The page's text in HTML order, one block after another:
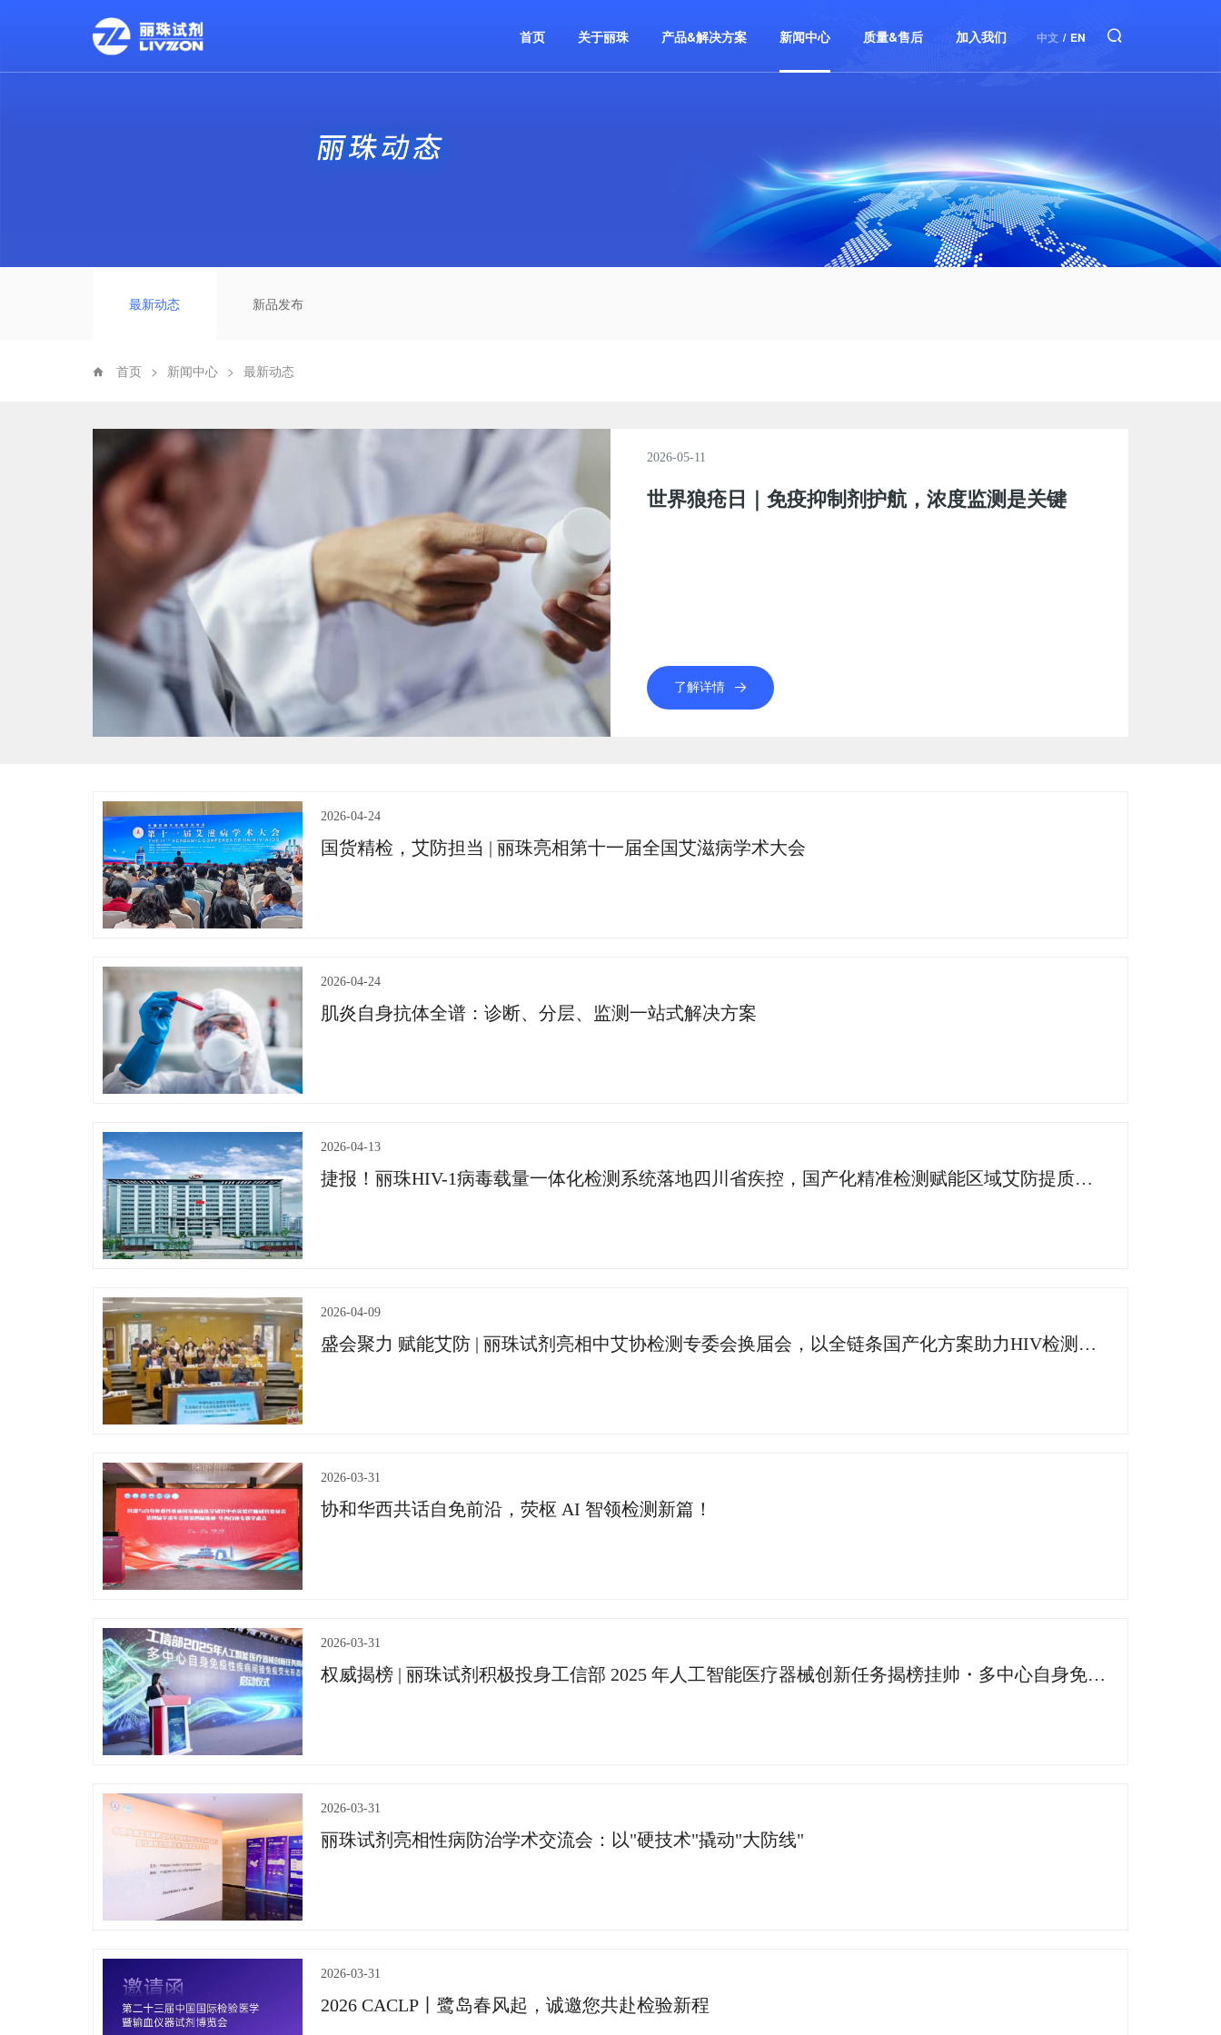
中文 / EN
首页 关于丽珠 产品&解决方案 新闻中心 质量&售后 加入我们
最新动态 新品发布
首页 > 新闻中心 > 最新动态
2026-02-25
开工大吉 | 策马扬鞭开新局，乘势而上启华章
了解详情
2026-05-11
世界狼疮日｜免疫抑制剂护航，浓度监测是关键
了解详情
2026-04-24
国货精检，艾防担当 | 丽珠亮相第十一届全国艾滋
了解详情
2026-04-24
肌炎自身抗体全谱：诊断、分层、监测一站式解决
了解详情
2026-04-13
捷报！丽珠HIV-1病毒载量⼀体化检测系统落地四
了解详情
2026-04-09
盛会聚力 赋能艾防 | 丽珠试剂亮相中艾协检测专委
了解详情
2026-03-31
协和华西共话自免前沿，荧枢 AI 智领检测新篇！
了解详情
2026-03-31
权威揭榜 | 丽珠试剂积极投身工信部 2025 年人工
了解详情
2026-03-31
丽珠试剂亮相性病防治学术交流会：以"硬技术"撬
了解详情
2026-03-31
2026 CACLP丨鹭岛春风起，诚邀您共赴检验新程
了解详情
2026-03-31
人人享有肾脏健康｜从筛查到确诊，丽珠试剂助力
了解详情
2026-02-25
抗黑色素瘤分化相关基因5 IgG抗体检测试剂盒
了解详情
2026-02-25
开工大吉 | 策马扬鞭开新局，乘势而上启华章
了解详情
2026-05-11
世界狼疮日｜免疫抑制剂护航，浓度监测是关键
了解详情
2026-04-24
国货精检，艾防担当 | 丽珠亮相第十一届全国艾滋病学术大会
2026-04-24
肌炎自身抗体全谱：诊断、分层、监测一站式解决方案
2026-04-13
捷报！丽珠HIV-1病毒载量⼀体化检测系统落地四川省疾控，国产化精准检测赋能区域艾防提质增效
2026-04-09
盛会聚力 赋能艾防 | 丽珠试剂亮相中艾协检测专委会换届会，以全链条国产化方案助力HIV检测高质量发展
2026-03-31
协和华西共话自免前沿，荧枢 AI 智领检测新篇！
2026-03-31
权威揭榜 | 丽珠试剂积极投身工信部 2025 年人工智能医疗器械创新任务揭榜挂帅・多中心自身免疫性疾病间接免疫荧光形态数据库
2026-03-31
丽珠试剂亮相性病防治学术交流会：以"硬技术"撬动"大防线"
2026-03-31
2026 CACLP丨鹭岛春风起，诚邀您共赴检验新程